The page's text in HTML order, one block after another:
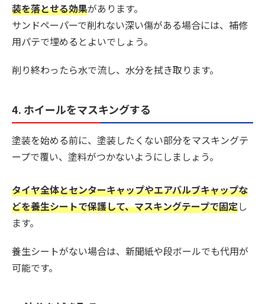
装を落とせる効果があります。
サンドペーパーで削れない深い傷がある場合には、補修
用パテで埋めるとよいでしょう。
削り終わったら水で流し、水分を拭き取ります。
4. ホイールをマスキングする
塗装を始める前に、塗装したくない部分をマスキングテ
ープで覆い、塗料がつかないようにしましょう。
タイヤ全体とセンターキャップやエアバルブキャップな
どを養生シートで保護して、マスキングテープで固定し
ます。
養生シートがない場合は、新聞紙や段ボールでも代用が
可能です。